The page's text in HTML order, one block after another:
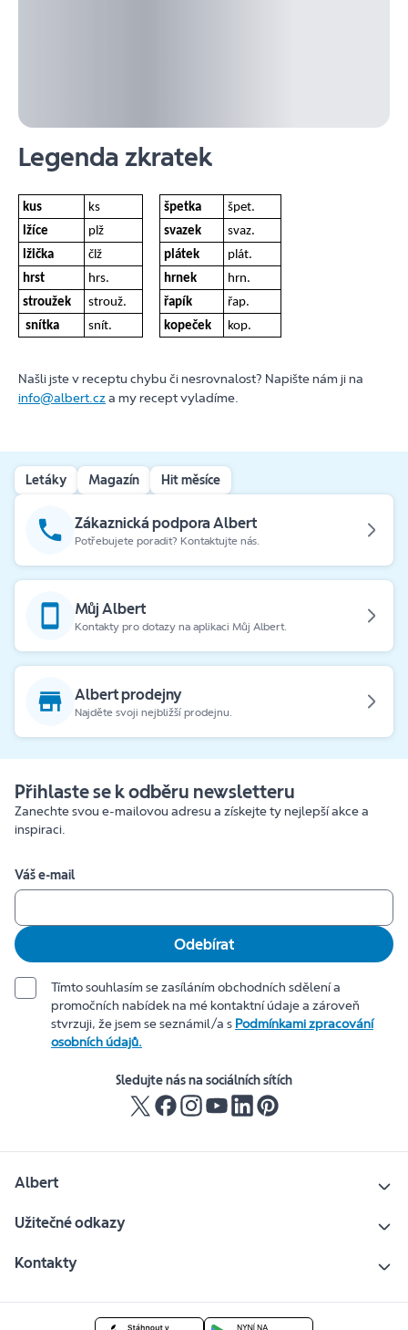
Legenda zkratek
kus ks špetka
špet.
lžíce
plž svazek
svaz.
lžička
člž plátek
plát.
hrst
hrs. hrnek
hrn.
stroužek
strouž. řapík
řap.
snítka
snít. kopeček kop.
Našli jste v receptu chybu či nesrovnalost? Napište nám ji na
info@albert.cza my recept vyladíme.
Letáky Magazín Hit měsíce
Zákaznická podpora Albert
Potřebujete poradit? Kontaktujte nás.
Můj Albert
Kontakty pro dotazy na aplikaci Můj Albert.
Albert prodejny
Najděte svoji nejbližší prodejnu.
Přihlaste se k odběru newsletteru
Zanechte svou e-mailovou adresu a získejte ty nejlepší akce a
inspiraci.
Váš e-mail
Odebírat
Tímto souhlasím se zasíláním obchodních sdělení a
promočních nabídek na mé kontaktní údaje a zároveň
stvrzuji, že jsem se seznámil/a s Podmínkami zpracování
osobních údajů.
Sledujte nás na sociálních sítích
Albert
Užitečné odkazy
Kontakty